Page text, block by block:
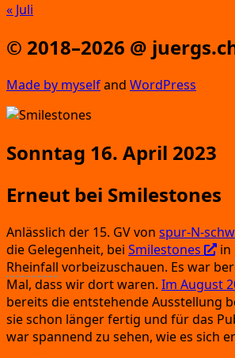
« Juli
© 2018–2026 @
Made by mys­elfand Word­Press
Sonntag 16. April 2023
Erneut bei Smilestones
Anläss­lich der 15. GV von spur-N-
die Gele­gen­heit, bei Smi­le­sto­nes in
Rhein­fall vor­bei­zu­schau­en. Es war
Mal, dass wir dort waren. Im August
bereits die ent­ste­hen­de Aus­stel­lung
sie schon län­ger fer­tig und für das
war span­nend zu sehen, wie es sich